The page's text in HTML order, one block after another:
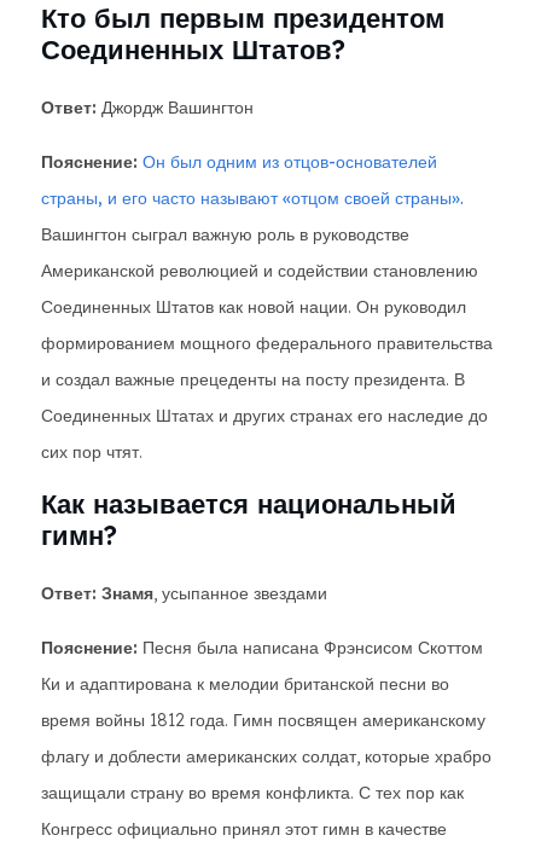
Кто был первым президентом
Соединенных Штатов?
Ответ: Джордж Вашингтон
Пояснение: Он был одним из отцов-основателей
страны, и его часто называют «отцом своей страны».
Вашингтон сыграл важную роль в руководстве
Американской революцией и содействии становлению
Соединенных Штатов как новой нации. Он руководил
формированием мощного федерального правительства
и создал важные прецеденты на посту президента. В
Соединенных Штатах и других странах его наследие до
сих пор чтят.
Как называется национальный
гимн?
Ответ: Знамя, усыпанное звездами
Пояснение: Песня была написана Фрэнсисом Скоттом
Ки и адаптирована к мелодии британской песни во
время войны 1812 года. Гимн посвящен американскому
флагу и доблести американских солдат, которые храбро
защищали страну во время конфликта. С тех пор как
Конгресс официально принял этот гимн в качестве